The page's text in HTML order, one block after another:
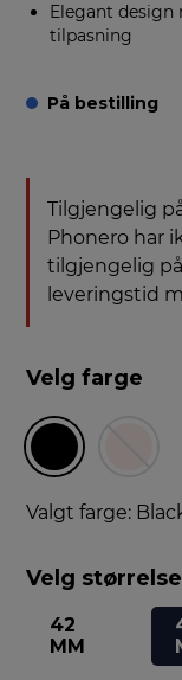
Elegant
tilpasning
På bestilling
Tilgjengelig
Phonero har
tilgjengelig
leveringstid
Velg farge
Valgt farge:
Velg størrelse
42
MM